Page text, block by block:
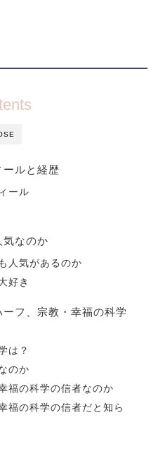
ールと経歴
ール
気なのか
人気があるのか
好き
フ、宗教・幸福の科学
は？
のか
福の科学の信者なのか
福の科学の信者だと知ら